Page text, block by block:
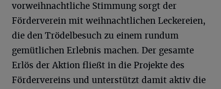
vorweihnachtliche Stimmung sorgt der
Förderverein mit weihnachtlichen Leckereien,
die den Trödelbesuch zu einem rundum
gemütlichen Erlebnis machen. Der gesamte
Erlös der Aktion fließt in die Projekte des
Fördervereins und unterstützt damit aktiv die